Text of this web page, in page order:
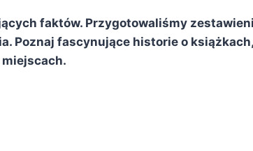
faktów. Przygotowaliśmy
Poznaj fascynujące historie o